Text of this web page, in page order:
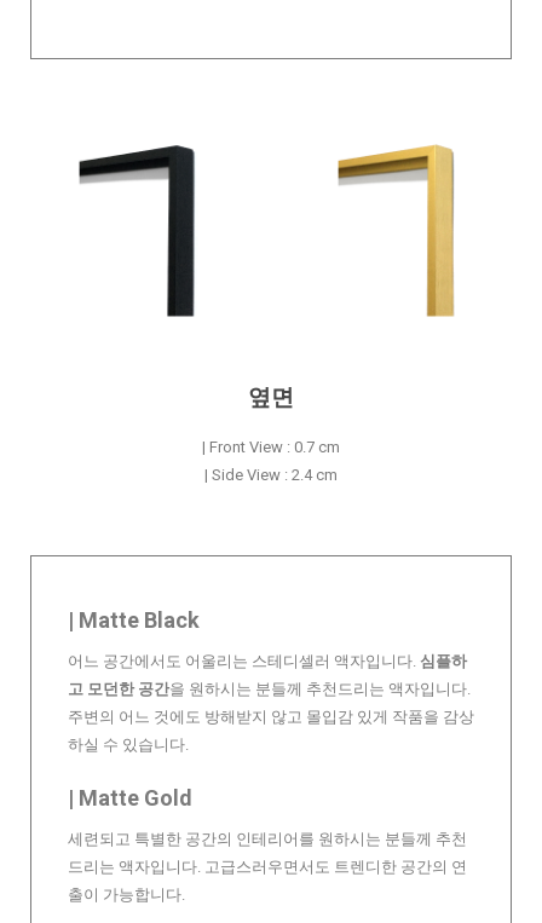
옆면
| Front View : 0.7 cm
| Side View : 2.4 cm
| Matte Black
어느 공간에서도 어울리는 스테디셀러 액자입니다. 심플하
고 모던한 공간을 원하시는 분들께 추천드리는 액자입니다.
주변의 어느 것에도 방해받지 않고 몰입감 있게 작품을 감상
하실 수 있습니다.
| Matte Gold
세련되고 특별한 공간의 인테리어를 원하시는 분들께 추천
드리는 액자입니다. 고급스러우면서도 트렌디한 공간의 연
출이 가능합니다.